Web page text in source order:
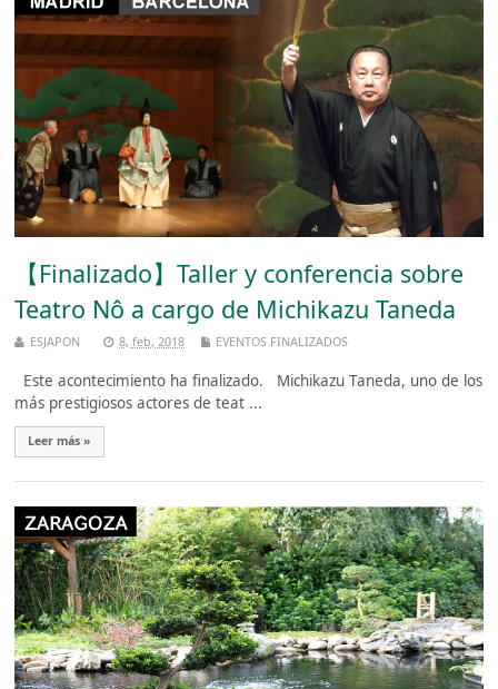
【Finalizado】Taller y conferencia sobre
Teatro Nô a cargo de Michikazu Taneda
ESJAPON 8, feb, 2018 EVENTOS FINALIZADOS
Este acontecimiento ha finalizado. Michikazu Taneda, uno de los
más prestigiosos actores de teat ...
Leer más »